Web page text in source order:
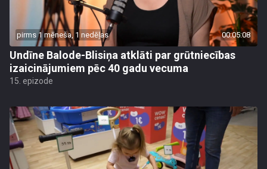
pirms 1 mēneša, 1 nedēļas 00:05:08
Undīne Balode-Blisiņa atklāti par grūtniecības
izaicinājumiem pēc 40 gadu vecuma
15. epizode